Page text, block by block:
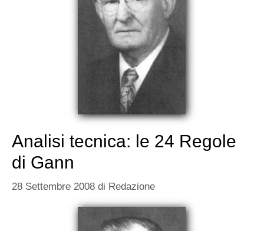
Analisi tecnica: le 24 Regole
di Gann
28 Settembre 2008 di Redazione